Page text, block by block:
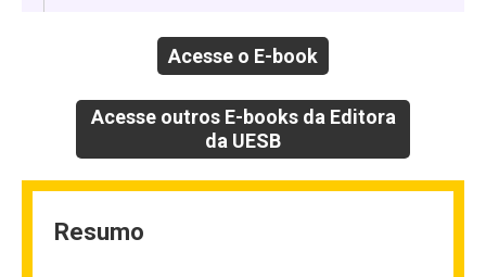
Acesse o E-book
Acesse outros E-books da Editora
da UESB
Resumo